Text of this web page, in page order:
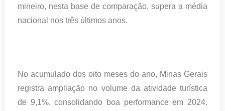
mineiro, nesta base de comparação, supera a média
nacional nos três últimos anos.
No acumulado dos oito meses do ano, Minas Gerais
registra ampliação no volume da atividade turística
de 9,1%, consolidando boa performance em 2024.